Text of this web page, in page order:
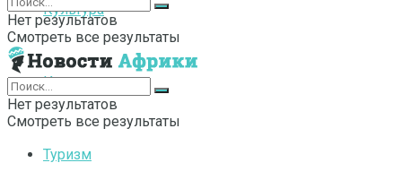
Культура
Интернет
Туризм
Нет результатов
Смотреть все результаты
Нет результатов
Смотреть все результаты